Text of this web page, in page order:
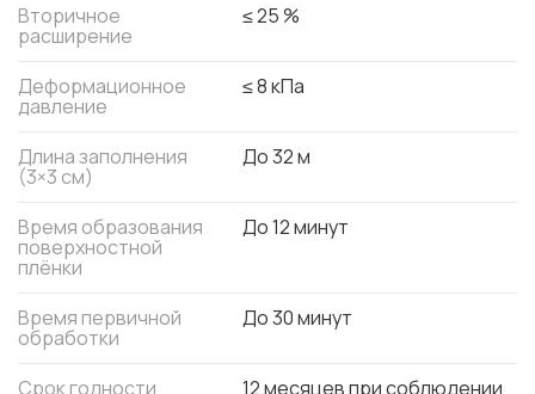
Вторичное
расширение
≤ 25 %
Деформационное
давление
≤ 8 кПа
Длина заполнения
(3×3 см)
До 32 м
Время образования
поверхностной
плёнки
До 12 минут
Время первичной
обработки
До 30 минут
Срок годности 12 месяцев при соблюдении